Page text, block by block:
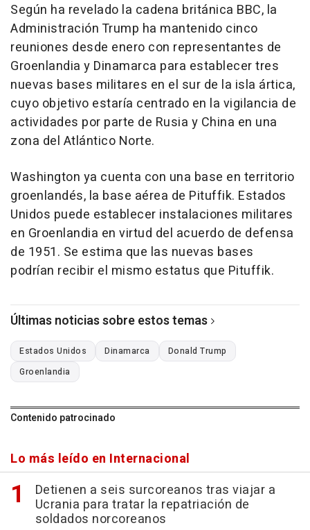
Según ha revelado la cadena británica BBC, la
Administración Trump ha mantenido cinco
reuniones desde enero con representantes de
Groenlandia y Dinamarca para establecer tres
nuevas bases militares en el sur de la isla ártica,
cuyo objetivo estaría centrado en la vigilancia de
actividades por parte de Rusia y China en una
zona del Atlántico Norte.
Washington ya cuenta con una base en territorio
groenlandés, la base aérea de Pituffik. Estados
Unidos puede establecer instalaciones militares
en Groenlandia en virtud del acuerdo de defensa
de 1951. Se estima que las nuevas bases
podrían recibir el mismo estatus que Pituffik.
Últimas noticias sobre estos temas
Estados Unidos Dinamarca
Donald Trump
Groenlandia
Contenido patrocinado
Lo más leído en Internacional
Detienen a seis surcoreanos tras viajar a
Ucrania para tratar la repatriación de
soldados norcoreanos